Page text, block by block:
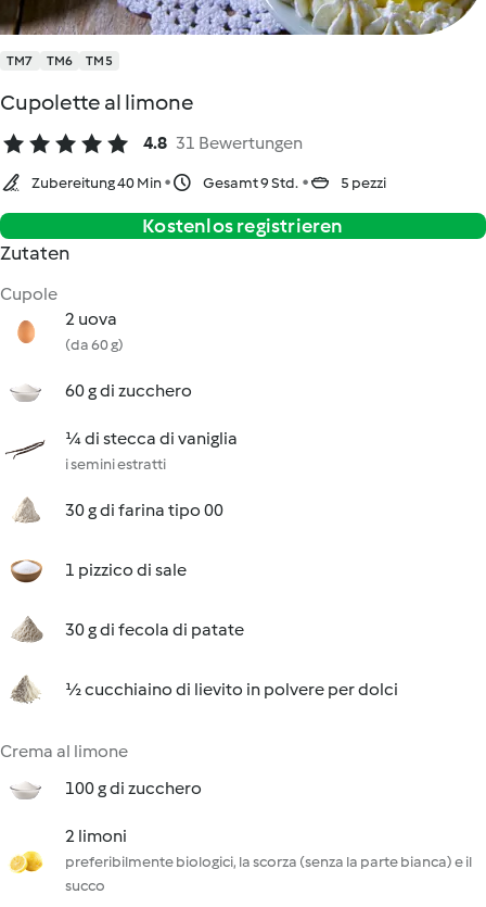
TM7 TM6 TM5
Cupolette al limone
4.8 31 Bewertungen
Zubereitung 40 Min Gesamt 9 Std. 5 pezzi
Kostenlos registrieren
Zutaten
Cupole
2 uova
(da 60 g)
60 g di zucchero
¼ di stecca di vaniglia
i semini estratti
30 g di farina tipo 00
1 pizzico di sale
30 g di fecola di patate
½ cucchiaino di lievito in polvere per dolci
Crema al limone
100 g di zucchero
2 limoni
preferibilmente biologici, la scorza (senza la parte bianca) e il
succo